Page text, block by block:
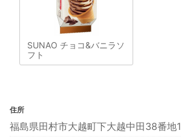
SUNAO チョコ&バニラソ
フト
住所
福島県田村市大越町下大越中田38番地1